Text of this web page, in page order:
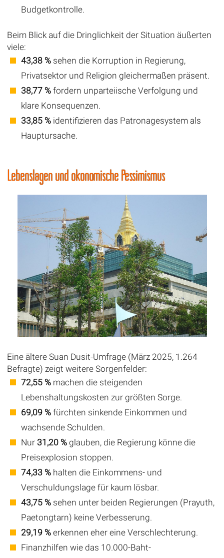
Budgetkontrolle.
Beim Blick auf die Dringlichkeit der Situation äußerten
viele:
43,38 %sehen die Korruption in Regierung,
Privatsektor und Religion gleichermaßen präsent.
38,77 %fordern unparteiische Verfolgung und
klare Konsequenzen.
33,85 %identifizieren das Patronagesystem als
Hauptursache.
Lebenslagen und ökonomische Pessimismus
Eine ältere Suan Dusit-Umfrage (März 2025, 1.264
Befragte) zeigt weitere Sorgenfelder:
72,55 %machen die steigenden
Lebenshaltungskosten zur größten Sorge.
69,09 %fürchten sinkende Einkommen und
wachsende Schulden.
Nur 31,20 %glauben, die Regierung könne die
Preisexplosion stoppen.
74,33 %halten die Einkommens- und
Verschuldungslage für kaum lösbar.
43,75 %sehen unter beiden Regierungen (Prayuth,
Paetongtarn) keine Verbesserung.
29,19 %erkennen eher eine Verschlechterung.
Finanzhilfen wie das 10.000-Baht-